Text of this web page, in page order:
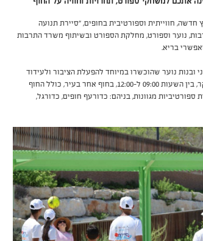
חווייתית וספורטיבית בחופים, "סיירת תנועה
נוער וספורט, מחלקת הספורט ובשיתוף משרד התרבות
בריא.
המיזם, פועלת קבוצה של 10 בני ובנות נוער שהוכשרו במיוחד להפעלת הציבור ולעידוד
פעילות גופנית. הסיירת תעבור בכל בוקר, בין השעות 09:00 ל-12:00, בחוף אחר בעיר, כולל החוף
מגוונות, בניהם: כדורעף חופים, כדורגל,